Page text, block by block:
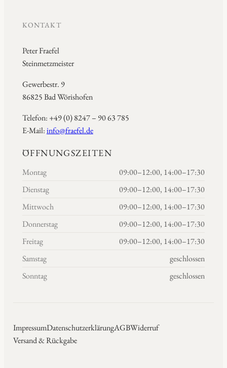
KONTAKT
Peter Fraefel
Steinmetzmeister
Gewerbestr. 9
86825 Bad Wörishofen
Telefon: +49 (0) 8247 – 90 63 785
E-Mail:info@fraefel.de
ÖFFNUNGSZEITEN
Montag
09:00–12:00, 14:00–17:30
Dienstag
09:00–12:00, 14:00–17:30
Mittwoch
09:00–12:00, 14:00–17:30
Donnerstag
09:00–12:00, 14:00–17:30
Freitag
09:00–12:00, 14:00–17:30
Samstag
geschlossen
Sonntag
geschlossen
ImpressumDatenschutzerklärungAGBWiderruf
Versand & Rückgabe